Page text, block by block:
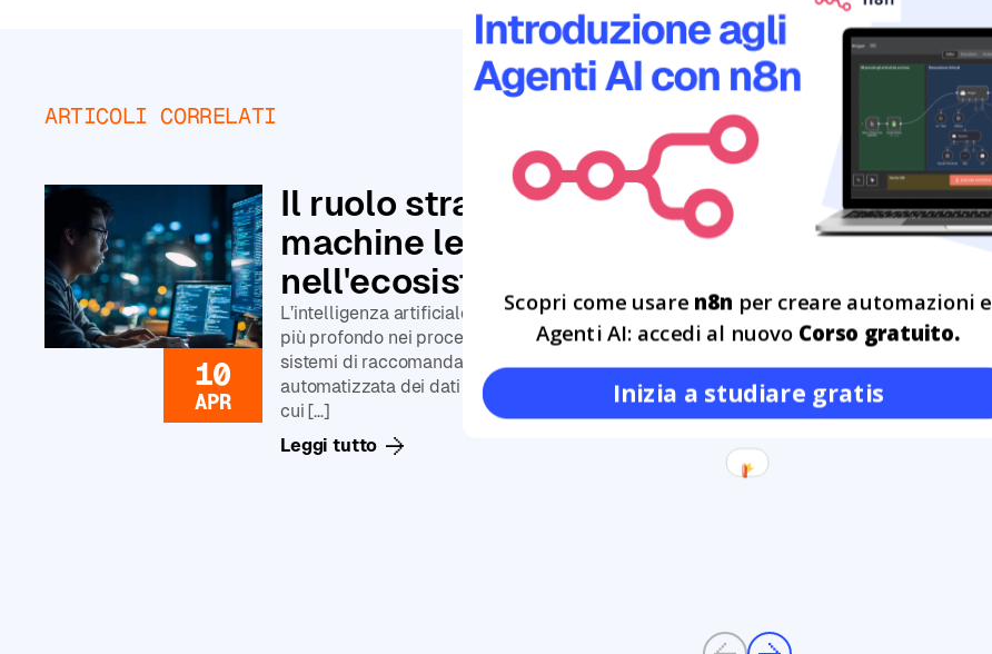
di
Corsi
Data
Analysis
Corsi
di
Data
ARTICOLI CORRELATI
10
APR
Il ruolo strategico del
machine learning engineer
nell'ecosistema aziendale
L’intelligenza artificiale sta entrando in modo sempre
più profondo nei processi aziendali. Modelli predittivi,
sistemi di raccomandazione e algoritmi di analisi
automatizzata dei dati stanno trasformando il modo in
cui […]
Leggi tutto
28
Scopri come usare n8n per creare automazioni e
Agenti AI: accedi al nuovo Corso gratuito.
Inizia a studiare gratis